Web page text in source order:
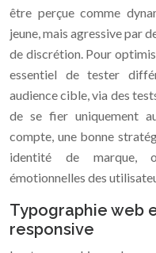
être perçue comme
jeune, mais agressive par
de discrétion. Pour
essentiel de tester
audience cible, via des
de se fier uniquement
compte, une bonne
identité de marque,
émotionnelles des
Typographie web
responsive